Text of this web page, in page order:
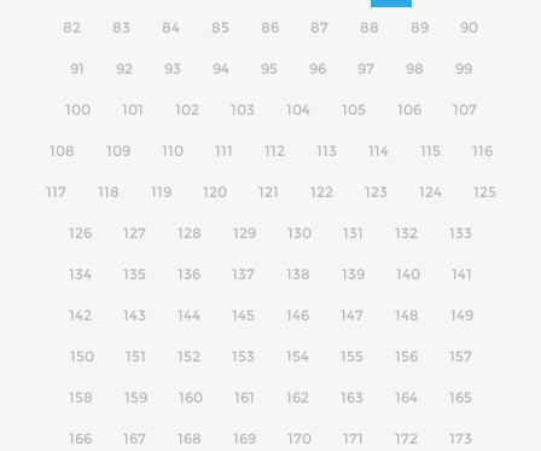
82 83 84 85 86 87 88 89 90
91 92 93 94 95 96 97 98 99
100 101 102 103 104 105 106 107
108 109 110 111 112 113 114 115 116
117 118 119 120 121 122 123 124 125
126 127 128 129 130 131 132 133
134 135 136 137 138 139 140 141
142 143 144 145 146 147 148 149
150 151 152 153 154 155 156 157
158 159 160 161 162 163 164 165
166 167 168 169 170 171 172 173